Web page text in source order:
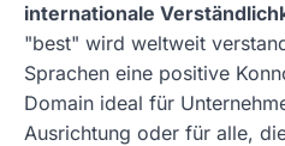
internationale
"best" wird weltweit
Sprachen eine positive
Domain ideal für
Ausrichtung oder für alle,